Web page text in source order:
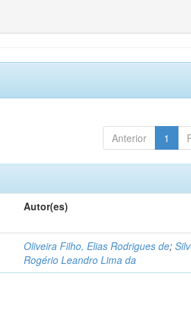
Anterior 1
Autor(es)
Oliveira Filho, Elias Rodrigues de;
Rogério Leandro Lima da